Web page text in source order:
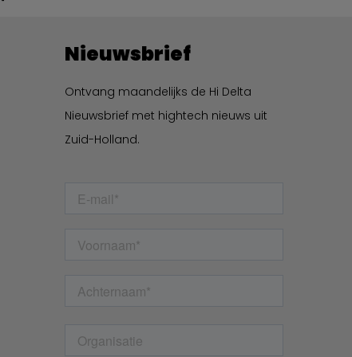
Nieuwsbrief
Ontvang maandelijks de Hi Delta
Nieuwsbrief met hightech nieuws uit
Zuid-Holland.